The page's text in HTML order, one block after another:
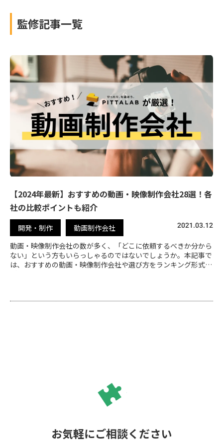
監修記事一覧
【2024年最新】おすすめの動画・映像制作会社28選！各
社の比較ポイントも紹介
開発・制作 動画制作会社 2021.03.12
動画・映像制作会社の数が多く、「どこに依頼するべきか分から
ない」という方もいらっしゃるのではないでしょうか。本記事で
は、おすすめの動画・映像制作会社や選び方をランキング形式で
お気軽にご相談ください